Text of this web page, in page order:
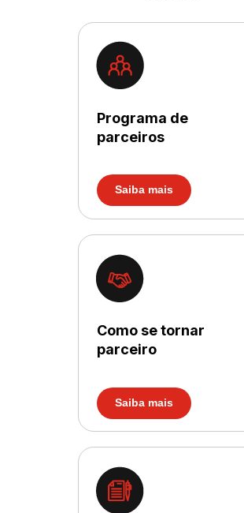
Programa de
parceiros
Saiba mais
Como se tornar
parceiro
Saiba mais